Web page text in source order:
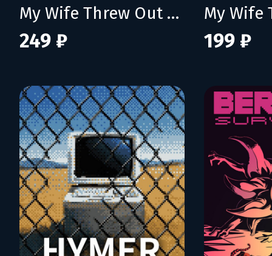
My Wife Threw Out My Card Collection (So I Bought a Dump to Find Them All)
249 ₽ 199 ₽